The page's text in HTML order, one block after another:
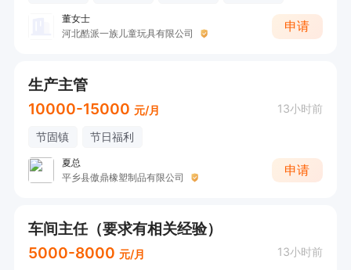
董女士
河北酷派一族儿童玩具有限公司
申请
生产主管
10000-15000 元/月 13小时前
节固镇 节日福利
夏总
平乡县傲鼎橡塑制品有限公司
申请
车间主任（要求有相关经验）
5000-8000 元/月 13小时前